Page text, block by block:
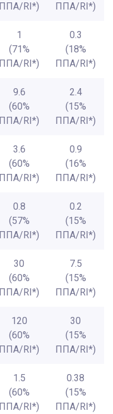
ΠΠΑ/RI*)
ΠΠΑ/RI*)
1
(71%
ΠΠΑ/RI*)
0.3
(18%
ΠΠΑ/RI*)
9.6
(60%
ΠΠΑ/RI*)
2.4
(15%
ΠΠΑ/RI*)
3.6
(60%
ΠΠΑ/RI*)
0.9
(16%
ΠΠΑ/RI*)
0.8
(57%
ΠΠΑ/RI*)
0.2
(15%
ΠΠΑ/RI*)
30
(60%
ΠΠΑ/RI*)
7.5
(15%
ΠΠΑ/RI*)
120
(60%
ΠΠΑ/RI*)
30
(15%
ΠΠΑ/RI*)
1.5
(60%
ΠΠΑ/RI*)
0.38
(15%
ΠΠΑ/RI*)